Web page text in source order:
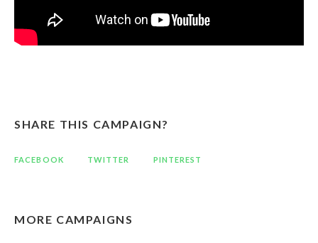
SHARE THIS CAMPAIGN?
FACEBOOK TWITTER PINTEREST
MORE CAMPAIGNS